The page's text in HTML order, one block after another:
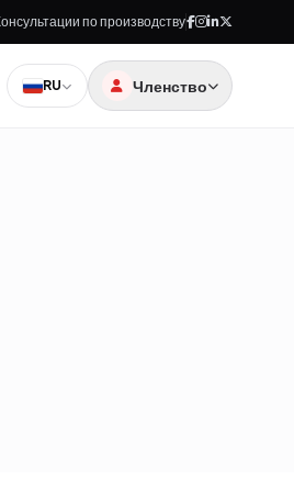
по производству
RU Членство